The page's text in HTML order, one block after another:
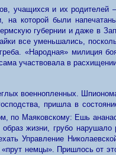
учащихся и их
на которой были
губернии и даже в
все уменьшались,
«Народная» милиция
участвовала в
военнопленных.
пришла в
по Маяковскому: Ешь
жизни, грубо нарушало
Управление
«прут немцы». Пришлось от